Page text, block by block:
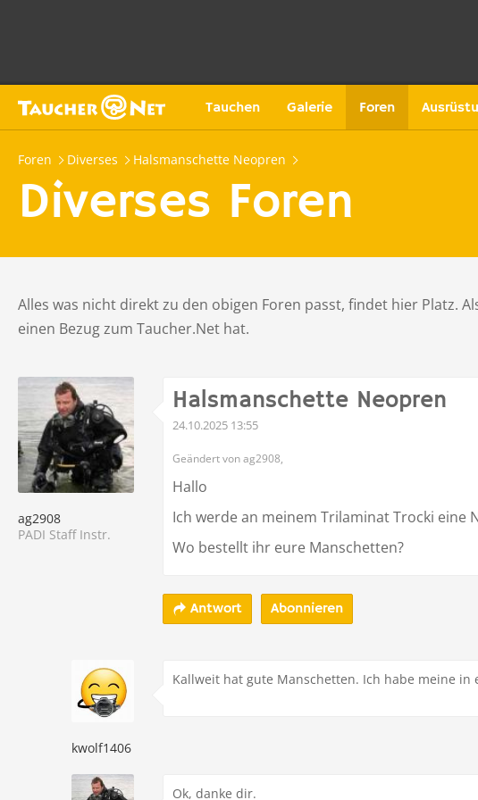
Tauchen Galerie Foren
Foren Diverses Halsmanschette Neopren
Diverses Foren
Alles was nicht direkt zu den obigen Foren passt, findet hier Platz.
einen Bezug zum Taucher.Net hat.
ag2908
PADI Staff Instr.
Halsmanschette Neopren
24.10.2025 13:55
Geändert von ag2908,
Hallo
Ich werde an meinem Trilaminat Trocki eine
Wo bestellt ihr eure Manschetten?
Antwort Abonnieren
kwolf1406
Kallweit hat gute Manschetten. Ich habe meine
Ok, danke dir.